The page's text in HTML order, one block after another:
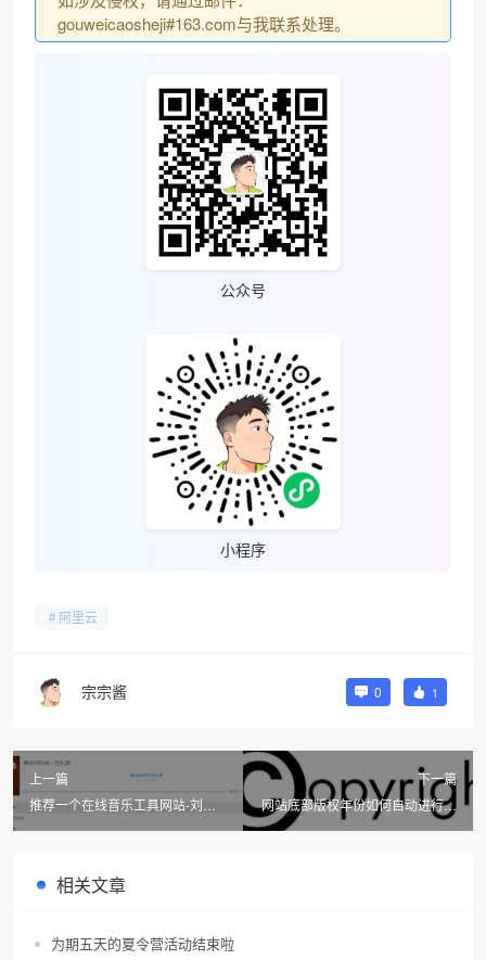
gouweicaosheji#163.com与我联系处理。
公众号
小程序
阿里云
宗宗酱 0 1
上一篇
推荐一个在线音乐工具网站-刘志
下一篇
网站底部版权年份如何自动进行更
新代码
相关文章
为期五天的夏令营活动结束啦